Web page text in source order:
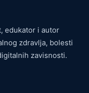
edukator i autor
zdravlja, bolesti
zavisnosti.